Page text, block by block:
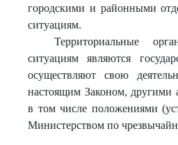
городскими и районными
ситуациям.
Территориальные
ситуациям являются
осуществляют свою
настоящим Законом, другими
в том числе положениями
Министерством по